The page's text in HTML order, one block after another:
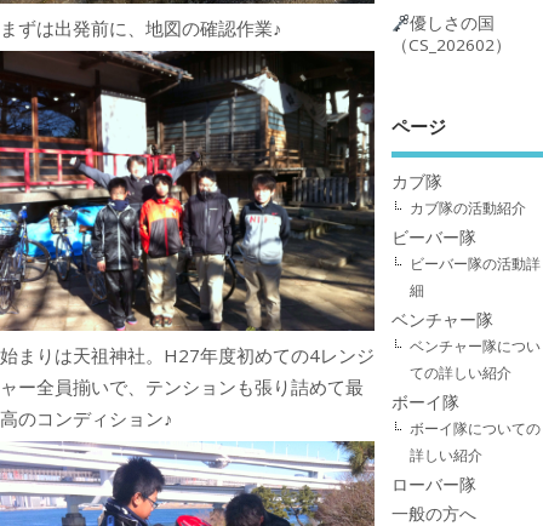
まずは出発前に、地図の確認作業♪
始まりは天祖神社。H27年度初めての4レンジ
ャー全員揃いで、テンションも張り詰めて最
高のコンディション♪
優しさの国
（CS_202602）
ページ
カブ隊
カブ隊の活動紹介
ビーバー隊
ビーバー隊の活動詳
細
ベンチャー隊
ベンチャー隊につい
ての詳しい紹介
ボーイ隊
ボーイ隊についての
詳しい紹介
ローバー隊
一般の方へ